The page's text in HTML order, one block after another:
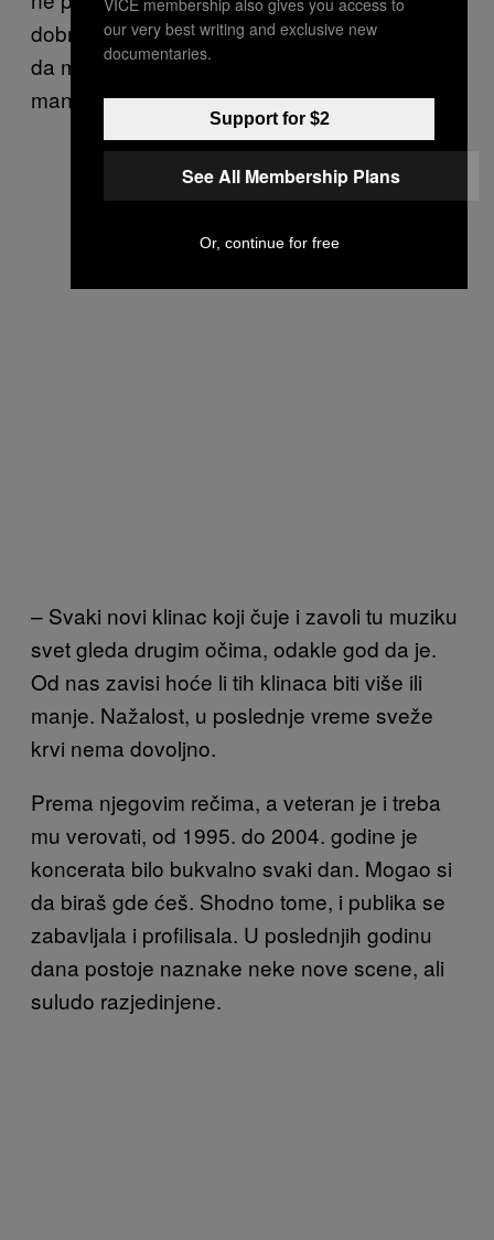
dobro poznajemo on i ja – ali volim da mislim
da mogu da ukažem na neke njegove
manjkavosti. Miloš klima glavom.
– Svaki novi klinac koji čuje i zavoli tu muziku
svet gleda drugim očima, odakle god da je.
Od nas zavisi hoće li tih klinaca biti više ili
manje. Nažalost, u poslednje vreme sveže
krvi nema dovoljno.
Prema njegovim rečima, a veteran je i treba
mu verovati, od 1995. do 2004. godine je
koncerata bilo bukvalno svaki dan. Mogao si
da biraš gde ćeš. Shodno tome, i publika se
zabavljala i profilisala. U poslednjih godinu
dana postoje naznake neke nove scene, ali
suludo razjedinjene.
our very best writing and exclusive new
documentaries.
Support for $2
See All Membership Plans
Or, continue for free